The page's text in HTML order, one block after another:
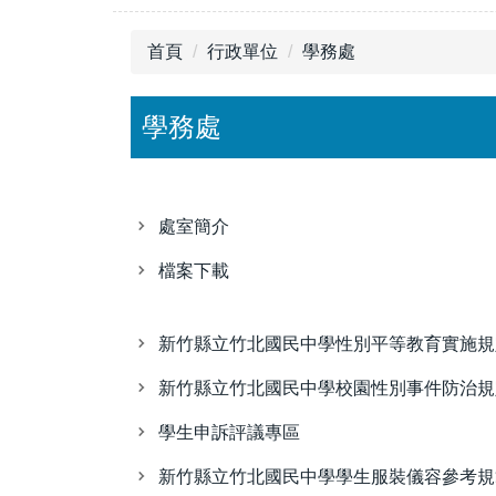
首頁 行政單位 學務處
學務處
處室簡介
檔案下載
新竹縣立竹北國民中學性別平等教育實施
新竹縣立竹北國民中學校園性別事件防治
學生申訴評議專區
新竹縣立竹北國民中學學生服裝儀容參考